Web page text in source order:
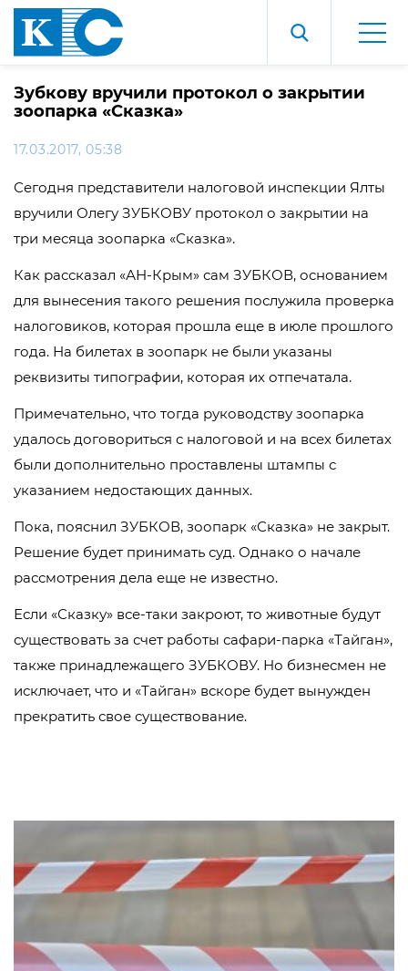
Зубкову вручили протокол о закрытии
зоопарка «Сказка»
17.03.2017, 05:38
Сегодня представители налоговой инспекции Ялты
вручили Олегу ЗУБКОВУ протокол о закрытии на
три месяца зоопарка «Сказка».
Как рассказал «АН-Крым» сам ЗУБКОВ, основанием
для вынесения такого решения послужила проверка
налоговиков, которая прошла еще в июле прошлого
года. На билетах в зоопарк не были указаны
реквизиты типографии, которая их отпечатала.
Примечательно, что тогда руководству зоопарка
удалось договориться с налоговой и на всех билетах
были дополнительно проставлены штампы с
указанием недостающих данных.
Пока, пояснил ЗУБКОВ, зоопарк «Сказка» не закрыт.
Решение будет принимать суд. Однако о начале
рассмотрения дела еще не известно.
Если «Сказку» все-таки закроют, то животные будут
существовать за счет работы сафари-парка «Тайган»,
также принадлежащего ЗУБКОВУ. Но бизнесмен не
исключает, что и «Тайган» вскоре будет вынужден
прекратить свое существование.